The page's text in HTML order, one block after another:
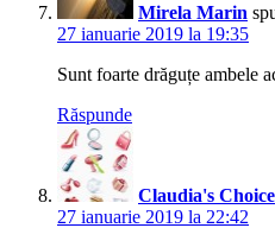
Mirela Marin
27 ianuarie 2019 la 19:35
Sunt foarte drăguțe ambele
Răspunde
Claudia's Choice
27 ianuarie 2019 la 22:42